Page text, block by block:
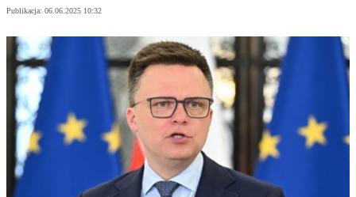
Publikacja: 06.06.2025 10:32